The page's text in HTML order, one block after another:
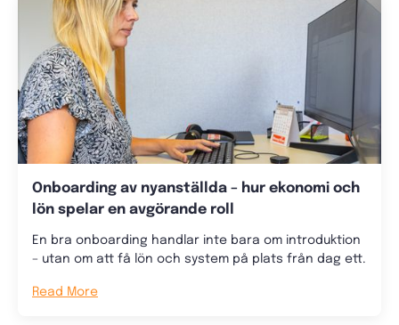
Onboarding av nyanställda – hur ekonomi och
lön spelar en avgörande roll
En bra onboarding handlar inte bara om introduktion
– utan om att få lön och system på plats från dag ett.
Read More